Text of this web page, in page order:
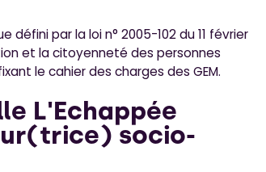
défini par la loi n° 2005-102 du 11 février
et la citoyenneté des personnes
le cahier des charges des GEM.
L'Echappée
socio-